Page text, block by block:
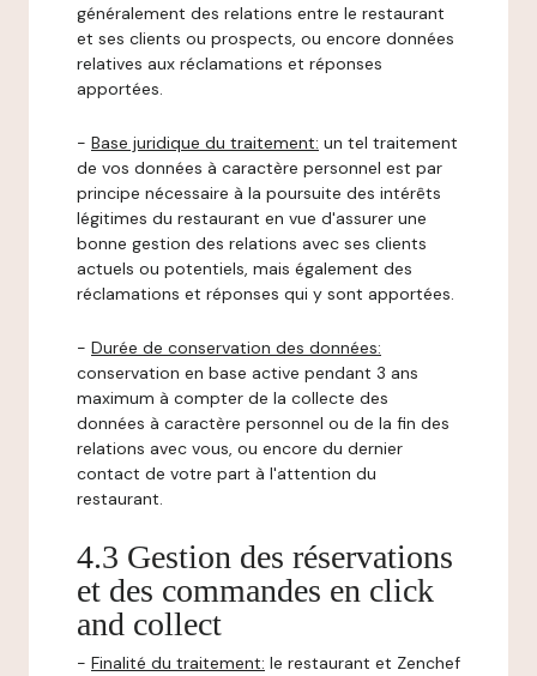
généralement des relations entre le restaurant
et ses clients ou prospects, ou encore données
relatives aux réclamations et réponses
apportées.
- Base juridique du traitement: un tel traitement
de vos données à caractère personnel est par
principe nécessaire à la poursuite des intérêts
légitimes du restaurant en vue d'assurer une
bonne gestion des relations avec ses clients
actuels ou potentiels, mais également des
réclamations et réponses qui y sont apportées.
- Durée de conservation des données:
conservation en base active pendant 3 ans
maximum à compter de la collecte des
données à caractère personnel ou de la fin des
relations avec vous, ou encore du dernier
contact de votre part à l'attention du
restaurant.
4.3 Gestion des réservations
et des commandes en click
and collect
- Finalité du traitement: le restaurant et Zenchef